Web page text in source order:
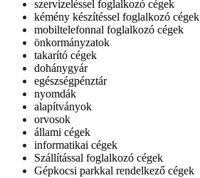
szervizeléssel foglalkozó cégek
kémény készítéssel foglalkozó cégek
mobiltelefonnal foglalkozó cégek
önkormányzatok
takarító cégek
dohánygyár
egészségpénztár
nyomdák
alapítványok
orvosok
állami cégek
informatikai cégek
Szállítással foglalkozó cégek
Gépkocsi parkkal rendelkező cégek